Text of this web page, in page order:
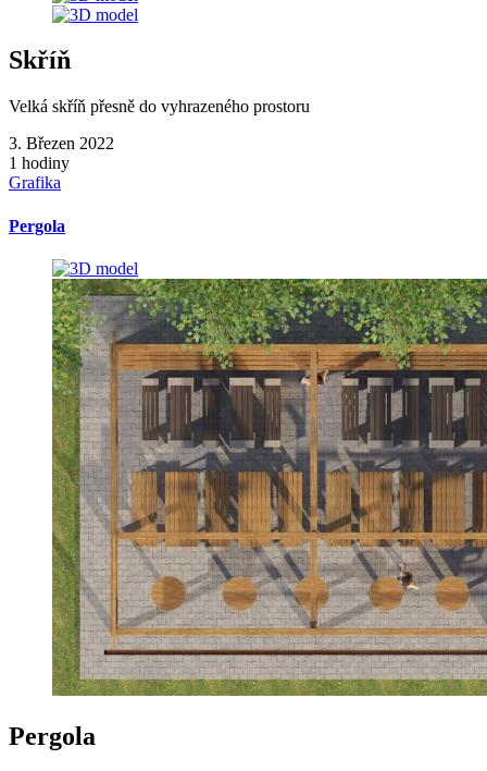
Skříň
Velká skříň přesně do vyhrazeného prostoru
3. Březen 2022
1 hodiny
Grafika
Pergola
Pergola